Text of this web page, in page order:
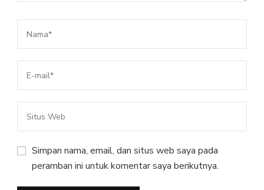
Simpan nama, email, dan situs web saya pada
peramban ini untuk komentar saya berikutnya.